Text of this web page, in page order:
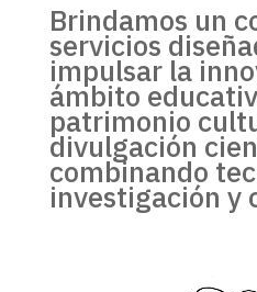
Brindamos un
servicios
impulsar la
ámbito
patrimonio
divulgación
combinando
investigación y